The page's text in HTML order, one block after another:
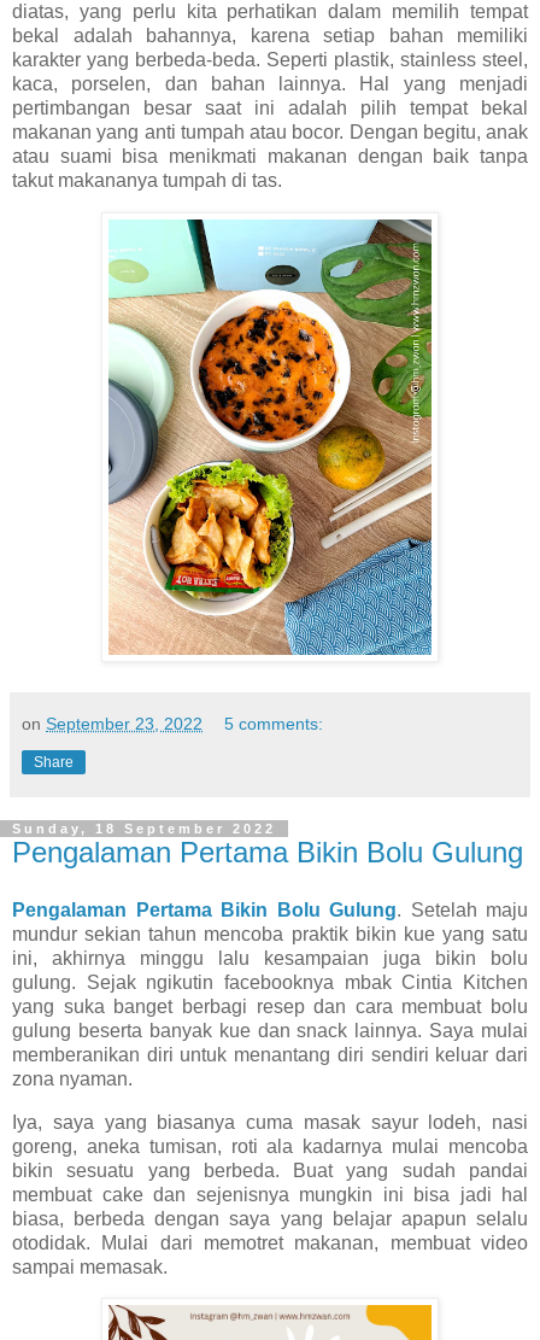
diatas, yang perlu kita perhatikan dalam memilih tempat
bekal adalah bahannya, karena setiap bahan memiliki
karakter yang berbeda-beda. Seperti plastik, stainless steel,
kaca, porselen, dan bahan lainnya. Hal yang menjadi
pertimbangan besar saat ini adalah pilih tempat bekal
makanan yang anti tumpah atau bocor. Dengan begitu, anak
atau suami bisa menikmati makanan dengan baik tanpa
takut makananya tumpah di tas.
on September 23, 2022 5 comments:
Share
Sunday, 18 September 2022
Pengalaman Pertama Bikin Bolu Gulung
Pengalaman Pertama Bikin Bolu Gulung. Setelah maju
mundur sekian tahun mencoba praktik bikin kue yang satu
ini, akhirnya minggu lalu kesampaian juga bikin bolu
gulung. Sejak ngikutin facebooknya mbak Cintia Kitchen
yang suka banget berbagi resep dan cara membuat bolu
gulung beserta banyak kue dan snack lainnya. Saya mulai
memberanikan diri untuk menantang diri sendiri keluar dari
zona nyaman.
Iya, saya yang biasanya cuma masak sayur lodeh, nasi
goreng, aneka tumisan, roti ala kadarnya mulai mencoba
bikin sesuatu yang berbeda. Buat yang sudah pandai
membuat cake dan sejenisnya mungkin ini bisa jadi hal
biasa, berbeda dengan saya yang belajar apapun selalu
otodidak. Mulai dari memotret makanan, membuat video
sampai memasak.